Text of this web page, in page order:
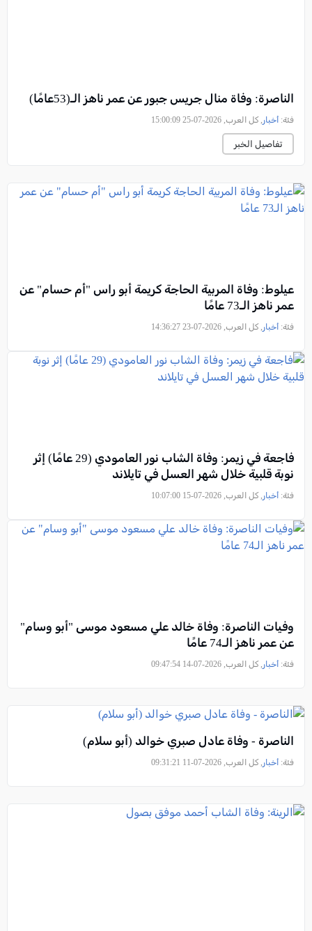
الناصرة: وفاة منال جريس جبور عن عمر ناهز الـ(53عامًا)
فئة: أخبار , كل العرب, 2026-07-25 15:00:09
تفاصيل الخبر
عيلوط: وفاة المربية الحاجة كريمة أبو راس "أم حسام" عن
عمر ناهز الـ73 عامًا
فئة: أخبار , كل العرب, 2026-07-23 14:36:27
فاجعة في زيمر: وفاة الشاب نور العامودي (29 عامًا) إثر
نوبة قلبية خلال شهر العسل في تايلاند
فئة: أخبار , كل العرب, 2026-07-15 10:07:00
وفيات الناصرة: وفاة خالد علي مسعود موسى "أبو وسام"
عن عمر ناهز الـ74 عامًا
فئة: أخبار , كل العرب, 2026-07-14 09:47:54
الناصرة - وفاة عادل صبري خوالد (أبو سلام)
فئة: أخبار , كل العرب, 2026-07-11 09:31:21